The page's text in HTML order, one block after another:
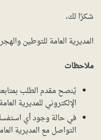
شكرًا لك،
المديرية العامة للتوطين
ملاحظات
يُنصح مقدم الطلب
الإلكتروني للمديرية
في حالة وجود أي
التواصل مع المديرية